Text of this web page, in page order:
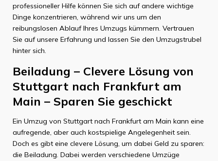
professioneller Hilfe können Sie sich auf andere wichtige
Dinge konzentrieren, während wir uns um den
reibungslosen Ablauf Ihres Umzugs kümmern. Vertrauen
Sie auf unsere Erfahrung und lassen Sie den Umzugstrubel
hinter sich.
Beiladung – Clevere Lösung von
Stuttgart nach Frankfurt am
Main – Sparen Sie geschickt
Ein Umzug von Stuttgart nach Frankfurt am Main kann eine
aufregende, aber auch kostspielige Angelegenheit sein.
Doch es gibt eine clevere Lösung, um dabei Geld zu sparen:
die Beiladung. Dabei werden verschiedene Umzüge